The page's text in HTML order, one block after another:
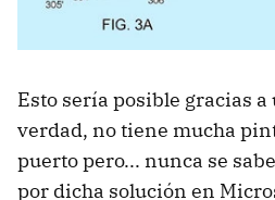
Esto sería posible gracias
verdad, no tiene mucha
puerto pero... nunca se
por dicha solución en